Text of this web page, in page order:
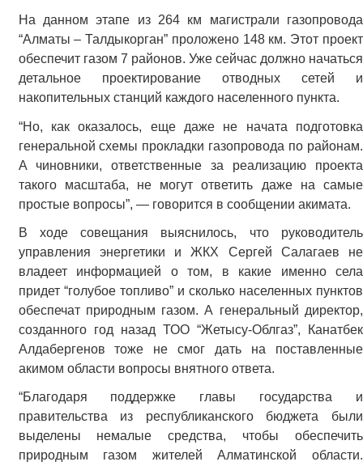
На данном этапе из 264 км магистрали газопровода
“Алматы – Талдыкорган” проложено 148 км. Этот проект
обеспечит газом 7 районов. Уже сейчас должно начаться
детальное проектирование отводных сетей и
накопительных станций каждого населенного пункта.
“Но, как оказалось, еще даже не начата подготовка
генеральной схемы прокладки газопровода по районам.
А чиновники, ответственные за реализацию проекта
такого масштаба, не могут ответить даже на самые
простые вопросы”, — говорится в сообщении акимата.
В ходе совещания выяснилось, что руководитель
управления энергетики и ЖКХ Сергей Салагаев не
владеет информацией о том, в какие именно села
придет “голубое топливо” и сколько населенных пунктов
обеспечат природным газом. А генеральный директор,
созданного год назад ТОО “Жетысу-Облгаз”, Канатбек
Алдабергенов тоже не смог дать на поставленные
акимом области вопросы внятного ответа.
“Благодаря поддержке главы государства и
правительства из республиканского бюджета были
выделены немалые средства, чтобы обеспечить
природным газом жителей Алматинской области.